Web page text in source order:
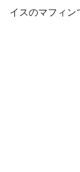
イスのマフィン